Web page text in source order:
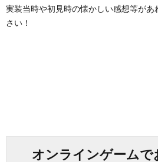
実装当時や初見時の懐かしい感想等があ
さい！
オンラインゲームで